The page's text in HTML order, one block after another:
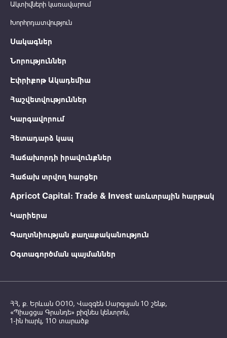
Ակտիվների կառավարում
Խորհրդատվություն
Սակագներ
Նորություններ
Էփրիքոթ Ակադեմիա
Հաշվետվություններ
Կարգավորում
Հետադարձ կապ
Հաճախորդի իրավունքներ
Հաճախ տրվող հարցեր
Apricot Capital: Trade & Invest առևտրային հարթակ
Կարիերա
Գաղտնիության քաղաքականություն
Օգտագործման պայմաններ
ՀՀ, ք․ Երևան 0010, Վազգեն Սարգսյան 10 շենք,
«Պիացցա Գրանդե» բիզնես կենտրոն,
1-ին հարկ, 110 տարածք